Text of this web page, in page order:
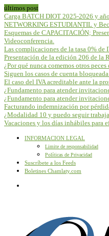
últimos post
Carga BATCH DIOT 2025-2026 y
NETWORKING ESTUDIANTIL y
Esquemas de CAPACITACIÓN;
Videoconferencia.
Las complicaciones de la tasa 0% de
Presentación de la edición 206 de la
¿Por qué nunca comemos otros peces
Siguen los casos de cuenta
El caso del IVA acreditable ante la
¿Fundamento para atender
¿Fundamento para atender
Facturando indemnización por
¿Modalidad 10 y puedo seguir
Vacaciones y los días inhábiles para
INFORMACION LEGAL
Limite de responsabilidad
Políticas de Privacidad
Suscríbete a los Feeds
Boletines Chamlaty.com